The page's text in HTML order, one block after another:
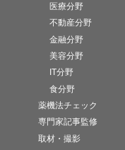
医療分野
不動産分野
金融分野
美容分野
IT分野
食分野
薬機法チェック
専門家記事監修
取材・撮影